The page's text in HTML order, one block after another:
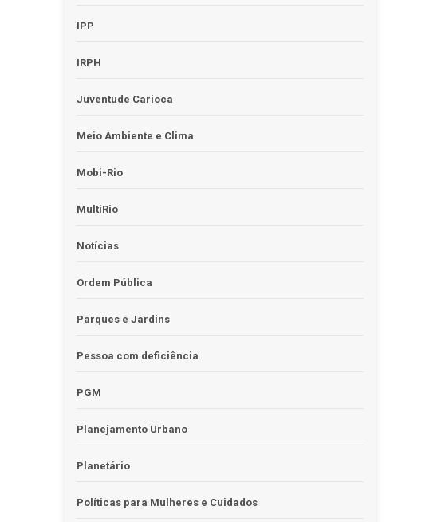
IPP
IRPH
Juventude Carioca
Meio Ambiente e Clima
Mobi-Rio
MultiRio
Notícias
Ordem Pública
Parques e Jardins
Pessoa com deficiência
PGM
Planejamento Urbano
Planetário
Políticas para Mulheres e Cuidados